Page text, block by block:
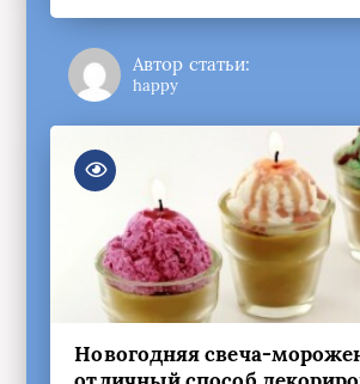
Автор статьи:
happy
Новогодняя свеча-